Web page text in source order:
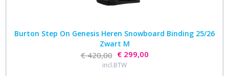
Burton Step On Genesis Heren Snowboard Binding 25/26
Zwart M
€ 420,00 € 299,00
incl.BTW